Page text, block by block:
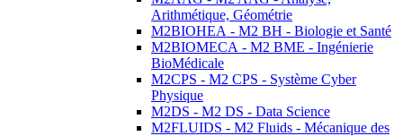
Arithmétique, Géométrie
M2BIOHEA - M2 BH - Biologie et Santé
M2BIOMECA - M2 BME - Ingénierie
BioMédicale
M2CPS - M2 CPS - Système Cyber
Physique
M2DS - M2 DS - Data Science
M2FLUIDS - M2 Fluids - Mécanique des